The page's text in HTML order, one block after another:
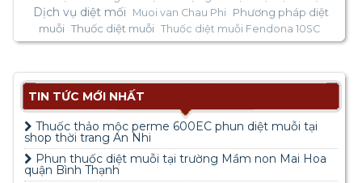
Dịch vụ diệt mối Muoi van Chau Phi
Phương pháp diệt
muỗi Thuốc diệt muỗi Thuốc diệt muỗi Fendona 10SC
TIN TỨC MỚI NHẤT
Thuốc thảo mộc perme 600EC phun diệt muỗi tại
shop thời trang An Nhi
Phun thuốc diệt muỗi tại trường Mầm non Mai Hoa
quận Bình Thạnh